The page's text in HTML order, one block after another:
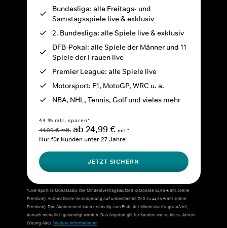
Bundesliga: alle Freitags- und
Samstagsspiele live & exklusiv
2. Bundesliga: alle Spiele live & exklusiv
DFB-Pokal: alle Spiele der Männer und 11
Spiele der Frauen live
Premier League: alle Spiele live
Motorsport: F1, MotoGP, WRC u. a.
NBA, NHL, Tennis, Golf und vieles mehr
44 % mtl. sparen*
44,99 € mtl. ab 24,99 € mtl.*
Nur für Kunden unter 27 Jahre
JETZT SICHERN
*Live-Sport 12-Monatsabo: Die Mindestvertragslaufzeit 12 Monate 24,99 € mtl. (ohne
Premium). Automatische Verlängerung auf unbestimmte Zeit zu 44,99 € mtl. (ohne
Premium). Das Abonnement kann erstmalig zum Ende der Mindestvertragslaufzeit,
danach monatlich gekündigt werden. Das Angebot gilt für Kunden von 18 bis 26 Jahren
(Young Abo).Weitere Informationen